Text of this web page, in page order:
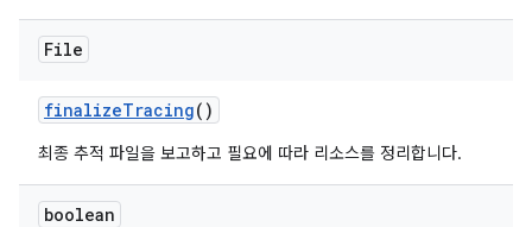
File
finalizeTracing()
최종 추적 파일을 보고하고 필요에 따라 리소스를 정리합니다.
boolean